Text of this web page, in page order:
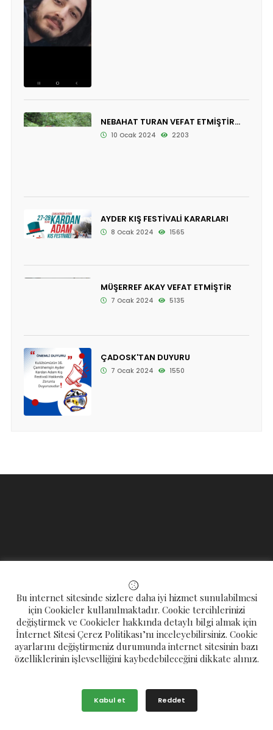
NEBAHAT TURAN VEFAT ETMİŞTİR...
10 Ocak 2024 2203
AYDER KIŞ FESTİVALİ KARARLARI
8 Ocak 2024 1565
MÜŞERREF AKAY VEFAT ETMİŞTİR
7 Ocak 2024 5135
ÇADOSK'TAN DUYURU
7 Ocak 2024 1550
HABERLER
YAZILAR
FAALİYETLER
Bu internet sitesinde sizlere daha iyi hizmet sunulabilmesi
için Cookieler kullanılmaktadır. Cookie tercihlerinizi
değiştirmek ve Cookieler hakkında detaylı bilgi almak için
İnternet Sitesi Çerez Politikası’nı inceleyebilirsiniz. Cookie
ayarlarını değiştirmeniz durumunda internet sitesinin bazı
özelliklerinin işlevselliğini kaybedebileceğini dikkate alınız.
Kabul et Reddet